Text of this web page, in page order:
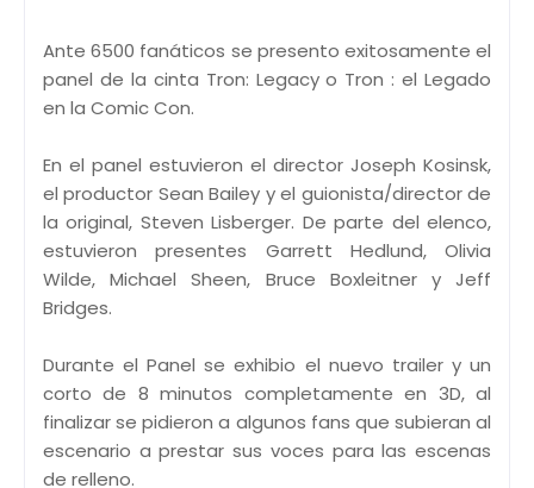
Ante 6500 fanáticos se presento exitosamente el
panel de la cinta Tron: Legacy o Tron : el Legado
en la Comic Con.
En el panel estuvieron el director Joseph Kosinsk,
el productor Sean Bailey y el guionista/director de
la original, Steven Lisberger. De parte del elenco,
estuvieron presentes Garrett Hedlund, Olivia
Wilde, Michael Sheen, Bruce Boxleitner y Jeff
Bridges.
Durante el Panel se exhibio el nuevo trailer y un
corto de 8 minutos completamente en 3D, al
finalizar se pidieron a algunos fans que subieran al
escenario a prestar sus voces para las escenas
de relleno.